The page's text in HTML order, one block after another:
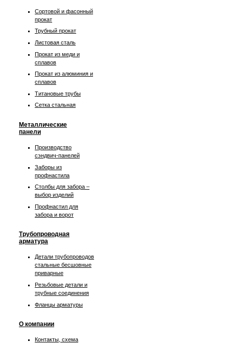
Сортовой и фасонный
прокат
Трубный прокат
Листовая сталь
Прокат из меди и
сплавов
Прокат из алюминия и
сплавов
Титановые трубы
Сетка стальная
Металлические
панели
Производство
сэндвич-панелей
Заборы из
профнастила
Столбы для забора –
выбор изделий
Профнастил для
забора и ворот
Трубопроводная
арматура
Детали трубопроводов
стальные бесшовные
приварные
Резьбовые детали и
трубные соединения
Фланцы арматуры
О компании
Контакты, схема